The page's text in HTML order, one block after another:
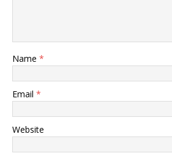
Name *
Email *
Website